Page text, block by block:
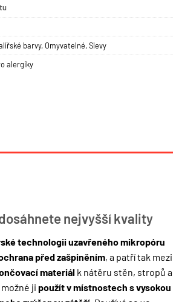
barvy, Omyvatelné,Slevy
alergiky
dosáhnete nejvyšší kvality
technologii uzavřeného mikropóru
před zašpiněním, a patří tak mezi
materiál k nátěru stěn, stropů a
ji použítv místnostech s vysokou